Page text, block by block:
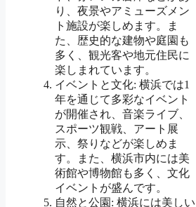
り、夜景やアミューズメン
ト施設が楽しめます。ま
た、歴史的な建物や庭園も
多く、観光客や地元住民に
楽しまれています。
イベントと文化: 横浜では1
年を通じて多彩なイベント
が開催され、音楽ライブ、
スポーツ観戦、アート展
示、祭りなどが楽しめま
す。また、横浜市内には美
術館や博物館も多く、文化
イベントが盛んです。
自然と公園: 横浜には美しい